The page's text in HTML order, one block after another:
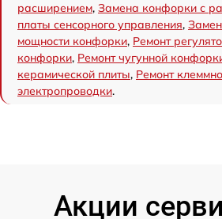
расширением, Замена конфорки с
платы сенсорного управления,
мощности конфорки, Ремонт
конфорки, Ремонт чугунной
керамической плиты, Ремонт
электропроводки.
Акции